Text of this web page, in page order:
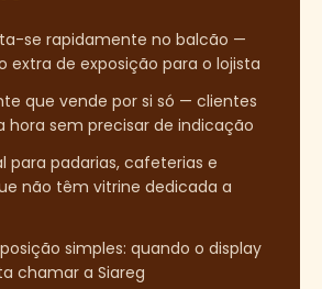
se rapidamente no balcão —
extra de exposição para o lojista
que vende por si só — clientes
hora sem precisar de indicação
para padarias, cafeterias e
não têm vitrine dedicada a
simples: quando o display
chamar a Siareg